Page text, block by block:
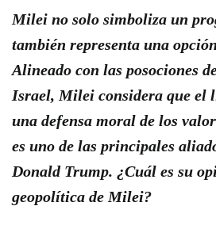
Milei no solo simboliza un
también representa una
Alineado con las posociones
Israel, Milei considera que el
una defensa moral de los
es uno de las principales
Donald Trump. ¿Cuál es su
geopolítica de Milei?